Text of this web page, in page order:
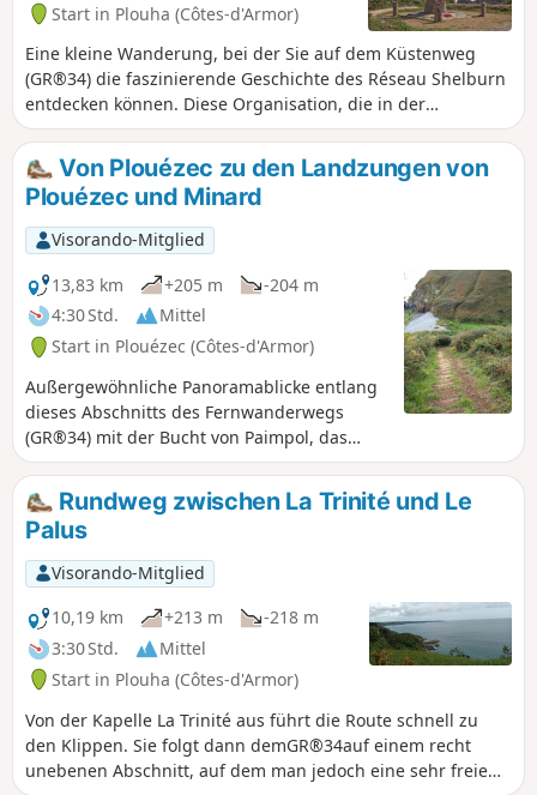
Start in Plouha (Côtes-d'Armor)
Eine kleine Wanderung, bei der Sie auf dem Küstenweg
(GR®34) die faszinierende Geschichte des Réseau Shelburn
entdecken können. Diese Organisation, die in der
Bevölkerung von Plouhatin verwurzelt war, ermöglichte
1944 144 Menschen die Flucht nach England. Sie wandeln
auf den Spuren der Flieger, die in den dunklen Nächten der
Besatzungszeit unterwegs waren.
Von Plouézec zu den Landzungen von
Plouézec und Minard
Visorando-Mitglied
13,83 km
+205 m
-204 m
4:30 Std.
Mittel
Start in Plouézec (Côtes-d'Armor)
Außergewöhnliche Panoramablicke entlang
dieses Abschnitts des Fernwanderwegs
(GR®34) mit der Bucht von Paimpol, das
Panorama erstreckt sich von der Abtei von
Beauport im Westen über Paimpol und
Ploubazlanec bis zur Île de Bréhat, den
Roc'h du Chenel du Dénau, den Grand Mez
und den Petit Mez de Goëlo und endet im
Osten an der Pointe de Plouézec. Im Süden
erreicht man die Pointe de Minard, die den
Eingang zur Bucht von Saint-Brieuc
begrenzt.
Rundweg zwischen La Trinité und Le
Palus
Visorando-Mitglied
10,19 km
+213 m
-218 m
3:30 Std.
Mittel
Start in Plouha (Côtes-d'Armor)
Von der Kapelle La Trinité aus führt die Route schnell zu
den Klippen. Sie folgt dann demGR®34auf einem recht
unebenen Abschnitt, auf dem man jedoch eine sehr freie